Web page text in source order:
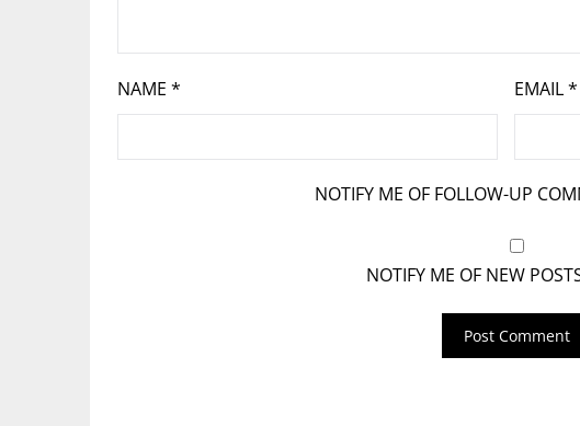
NAME * EMAIL*
NOTIFY ME OF FOLLOW-UP
NOTIFY ME OF NEW